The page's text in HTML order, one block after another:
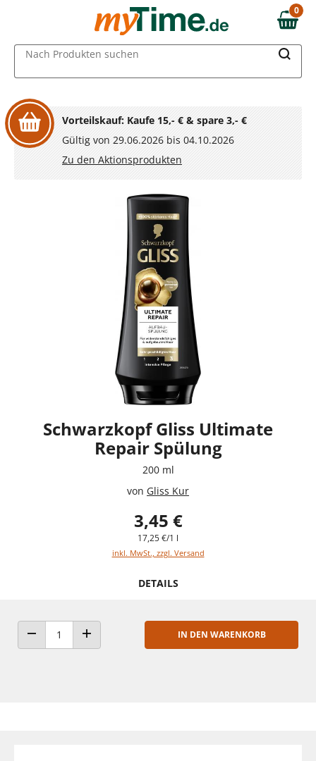
Zum Hauptinhalt springen
Zur Navigation springen
Zur Suche springen
0,00 €
0
Nach Produkten suchen
Vorteilskauf: Kaufe 15,- € & spare 3,- €
Gültig von 29.06.2026 bis 04.10.2026
Zu den Aktionsprodukten
Schwarzkopf Gliss Ultimate
Repair Spülung
200 ml
von Gliss Kur
3,45 €
17,25 €/1 l
inkl. MwSt., zzgl. Versand
DETAILS
ANZAHL VERRINGERNANZAHL ERHÖHEN
IN DEN WARENKORB